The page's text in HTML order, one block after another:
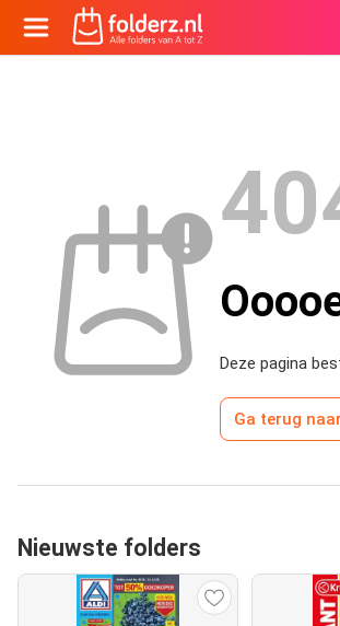
Deze pagina
Ga terug
Nieuwste folders